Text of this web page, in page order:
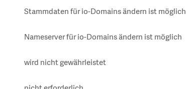
Stammdaten für io-Domains ändern ist möglich
Nameserver für io-Domains ändern ist möglich
wird nicht gewährleistet